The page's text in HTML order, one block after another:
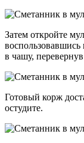
Затем откройте
в чашу,
Готовый корж
остудите.